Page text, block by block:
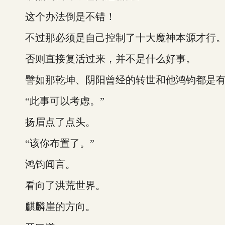
这个办法倒是不错！
不过那必须是自己控制了十大魔神本源才行。
否则直接复活过来，并不是什么好事。
譬如那乾坤、阴阳曾经的转世和他鸿钧都是有
“此事可以考虑。”
扬眉点了点头。
“该你布置了。”
鸿钧闻言。
看向了洪荒世界。
麒麟崖的方向。